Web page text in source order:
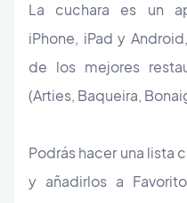
La cuchara es un
iPhone, iPad y
de los mejores
(Arties, Baqueira,
Podrás hacer una lista
y añadirlos a